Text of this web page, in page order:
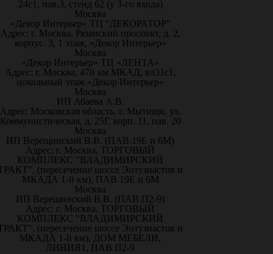
24с1, пав.3, стенд 62 (у 3-го входа)
Москва
«Декор Интерьер» ТЦ "ДЕКОРАТОР"
Адрес: г. Москва, Рязанский проспект, д. 2,
корпус. 3, 1 этаж, «Декор Интерьер»
Москва
«Декор Интерьер» ТЦ «ЛЕНТА»
Адрес: г. Москва, 47й км МКАД, вл31с1,
цокольный этаж «Декор Интерьер»
Москва
ИП Абаева А.В.
Адрес: Московская область, г. Мытищи, ул.
Коммунистическая, д. 25Г, корп. 11, пав. 20
Москва
ИП Верещинский В.В. (ПАВ.19Е и 6М)
Адрес: г. Москва, ТОРГОВЫЙ
КОМПЛЕКС "ВЛАДИМИРСКИЙ
(пересечение шоссе Энтузиастов и
МКАДА 1-й км), ПАВ.19Е и 6М
Москва
ИП Верещинский В.В. (ПАВ.П2-9)
Адрес: г. Москва, ТОРГОВЫЙ
КОМПЛЕКС "ВЛАДИМИРСКИЙ
(пересечение шоссе Энтузиастов и
МКАДА 1-й км), ДОМ МЕБЕЛИ,
ЛИНИЯ1, ПАВ.П2-9